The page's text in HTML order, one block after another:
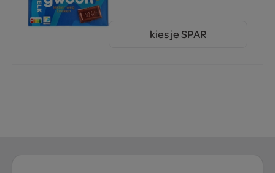
kies je SPAR